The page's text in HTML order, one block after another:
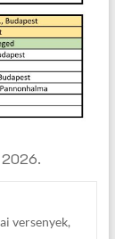
2026.
versenyek,